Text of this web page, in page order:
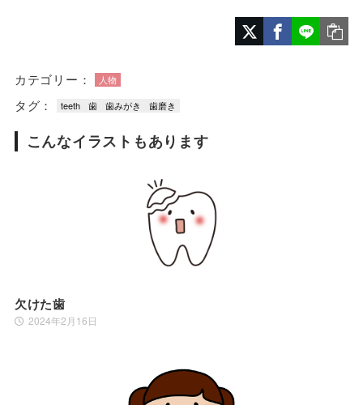
カテゴリー： 人物
タグ： teeth 歯 歯みがき 歯磨き
こんなイラストもあります
欠けた歯
2024年2月16日